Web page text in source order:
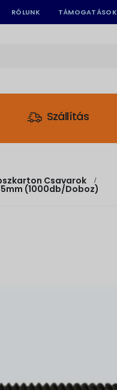
RÓLUNK TÁMOGATÁSOK
Szállítás
Csavarok
(1000db/doboz)